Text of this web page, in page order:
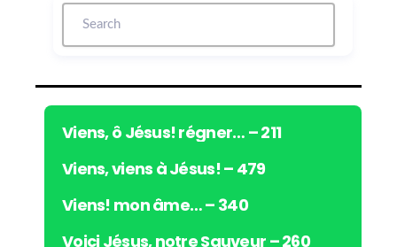
Viens, ô Jésus! régner… – 211
Viens, viens à Jésus! – 479
Viens! mon âme… – 340
Voici Jésus, notre Sauveur – 260